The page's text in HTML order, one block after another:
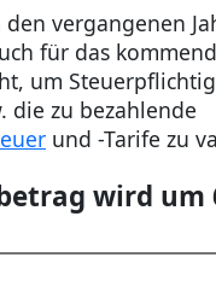
vergangenen
für das
um
die zu bezahlende
und -Tarife zu
wird um